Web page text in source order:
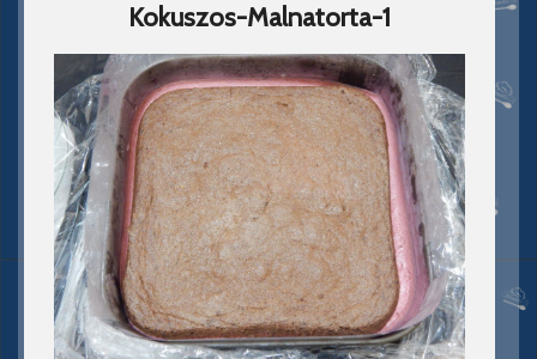
Kokuszos-Malnatorta-1